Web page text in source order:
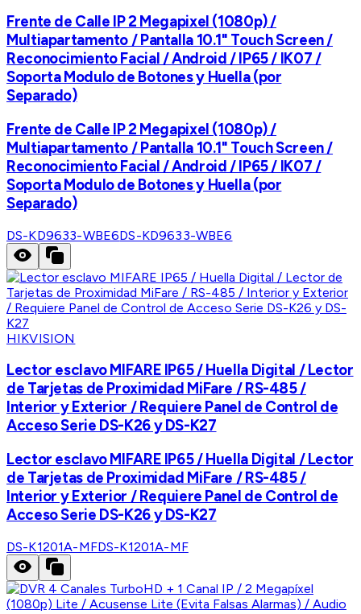
Frente de Calle IP 2 Megapixel (1080p) /
Multiapartamento / Pantalla 10.1" Touch Screen /
Reconocimiento Facial / Android / IP65 / IK07 /
Soporta Modulo de Botones y Huella (por
Separado)
Frente de Calle IP 2 Megapixel (1080p) /
Multiapartamento / Pantalla 10.1" Touch Screen /
Reconocimiento Facial / Android / IP65 / IK07 /
Soporta Modulo de Botones y Huella (por
Separado)
DS-KD9633-WBE6DS-KD9633-WBE6
HIKVISION
Lector esclavo MIFARE IP65 / Huella Digital / Lector
de Tarjetas de Proximidad MiFare / RS-485 /
Interior y Exterior / Requiere Panel de Control de
Acceso Serie DS-K26 y DS-K27
Lector esclavo MIFARE IP65 / Huella Digital / Lector
de Tarjetas de Proximidad MiFare / RS-485 /
Interior y Exterior / Requiere Panel de Control de
Acceso Serie DS-K26 y DS-K27
DS-K1201A-MFDS-K1201A-MF